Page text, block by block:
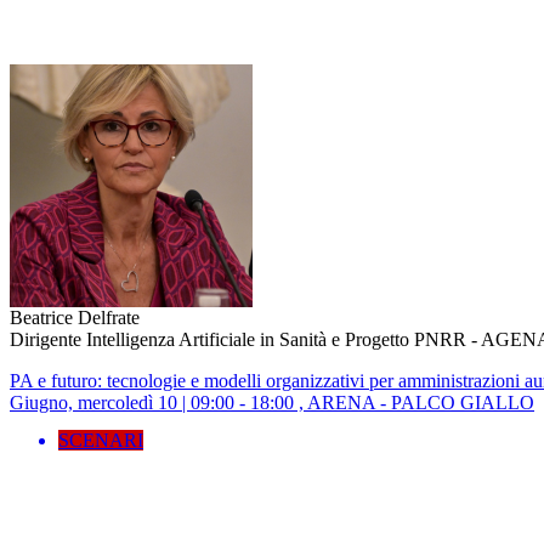
Beatrice Delfrate
Dirigente Intelligenza Artificiale in Sanità e Progetto PNRR -
PA e futuro: tecnologie e modelli organizzativi per amministrazioni
Giugno, mercoledì 10 | 09:00 - 18:00 , ARENA - PALCO GIALLO
SCENARI